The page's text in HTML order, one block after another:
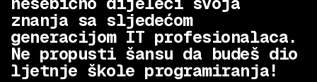
znanja sa sljedećom
generacijom IT profesionalaca.
Ne propusti šansu da budeš dio
ljetnje škole programiranja!